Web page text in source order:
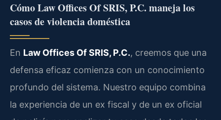
Cómo Law Offices Of SRIS, P.C. maneja los
casos de violencia doméstica
En Law Offices Of SRIS, P.C., creemos que una
defensa eficaz comienza con un conocimiento
profundo del sistema. Nuestro equipo combina
la experiencia de un ex fiscal y de un ex oficial